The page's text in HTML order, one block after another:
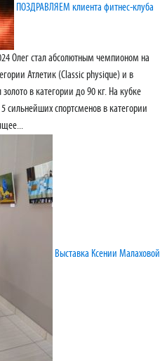
ПОЗДРАВЛЯЕМ клиента фитнес-клуба
Олег стал абсолютным чемпионом на
Атлетик (Classic physique) и в
в категории до 90 кг. На кубке
сильнейших спортсменов в категории
Выставка Ксении Малаховой